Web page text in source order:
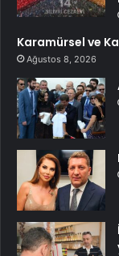
Karamürsel ve
Ağustos 8, 2026